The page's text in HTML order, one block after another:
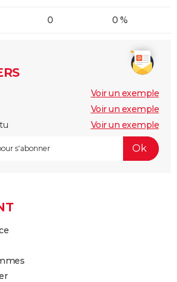
0 0 %
Voir un exemple
Voir un exemple
Voir un exemple